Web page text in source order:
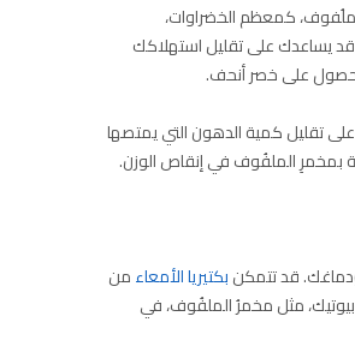
كمعظم الخضراوات،
قد يساعدك على تقليل استهلاكك
على خصر أنحف.
تقليل كمية الدهون التي يمتصها
بمخمرِ الملفُوف في إنقاص الوزن.
قد تتمكنبكتيريا الأمعاءمن
مثل مخمرُ الملفُوف، في